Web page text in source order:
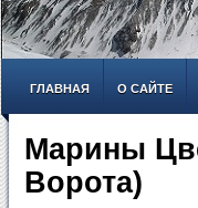
ГЛАВНАЯ О САЙТЕ
Марины
Ворота)